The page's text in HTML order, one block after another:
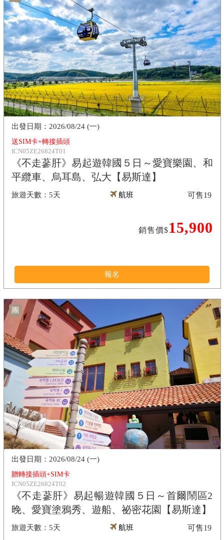
送SIM卡+轉接插頭
ICN05ZE26824T01
《不走蔘肝》易起遊韓國５日～愛寶樂園、和
平纜車、烏耳島、弘大【易斯達】
5天
2026/08/24 (一)
航班
銷售價$15,900
可售19
報名
團
贈轉接插頭+SIM卡
ICN05ZE26824T02
《不走蔘肝》易起暢遊韓國５日～首爾鬧區2
晚、愛寶塗鴉秀、遊船、祕密花園【易斯達】
5天
2026/08/24 (一)
航班 可售19